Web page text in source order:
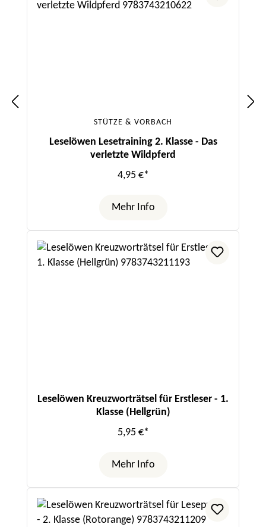
STÜTZE & VORBACH
Leselöwen Lesetraining 2. Klasse - Das
verletzte Wildpferd
4,95 €*
Mehr Info
Leselöwen Kreuzworträtsel für Erstleser - 1.
Klasse (Hellgrün)
5,95 €*
Mehr Info